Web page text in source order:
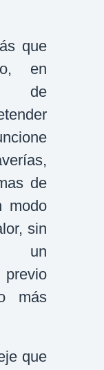
que
en
de
de
modo
sin
un
más
que